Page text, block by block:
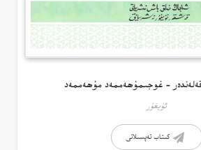
– غوجىمۇھەممەد مۇھەممەد
ئۇيغۇر
كىتاب تەپسىلاتى